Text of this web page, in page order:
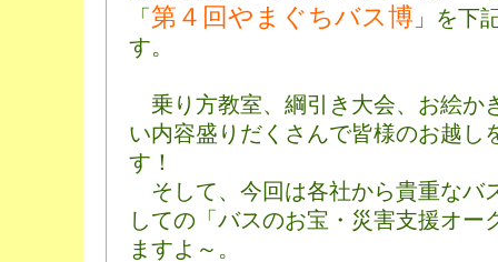
「 第４回やまぐちバス博 」を下
す。
乗り方教室、綱引き大会、お絵か
い内容盛りだくさんで皆様のお越し
す！
そして、今回は各社から貴重なバ
しての「バスのお宝・災害支援オー
ますよ～。